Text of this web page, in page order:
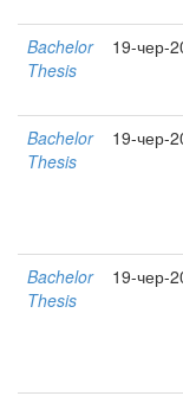
Bachelor
Thesis
19-чер-
Bachelor
Thesis
19-чер-
Bachelor
Thesis
19-чер-